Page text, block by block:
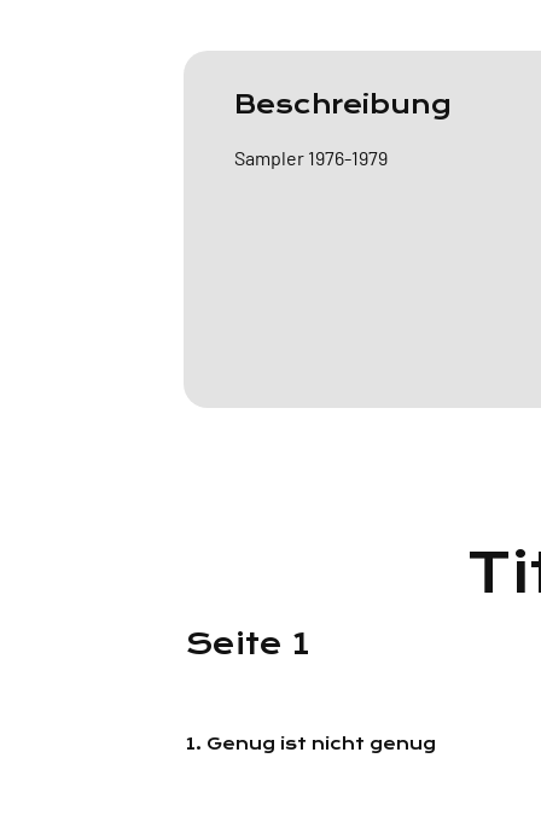
Beschreibung
Sampler 1976-1979
Seite 1
1. Genug ist nicht genug